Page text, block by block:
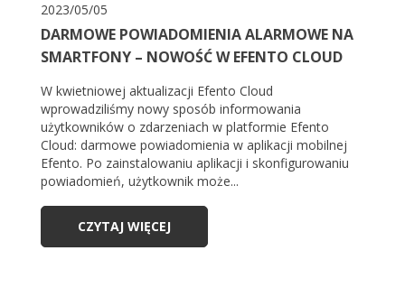
2023/05/05
DARMOWE POWIADOMIENIA ALARMOWE NA
SMARTFONY – NOWOŚĆ W EFENTO CLOUD
W kwietniowej aktualizacji Efento Cloud
wprowadziliśmy nowy sposób informowania
użytkowników o zdarzeniach w platformie Efento
Cloud: darmowe powiadomienia w aplikacji mobilnej
Efento. Po zainstalowaniu aplikacji i skonfigurowaniu
powiadomień, użytkownik może...
CZYTAJ WIĘCEJ